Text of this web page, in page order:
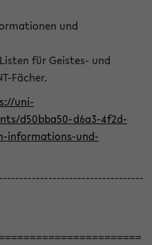
und
für Geistes- und
Fächer.
uni-
d50bba50-d6a3-4f2d-
informations-und-